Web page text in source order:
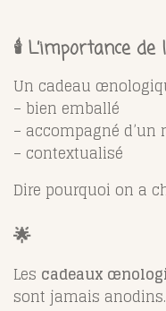
🕯️ L’importance
Un cadeau
– bien emballé
– accompagné d’un
– contextualisé
Dire pourquoi on a
🌟
Les cadeaux
sont jamais anodins.